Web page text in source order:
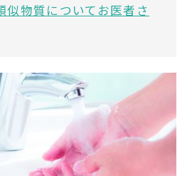
似物質についてお医者さ